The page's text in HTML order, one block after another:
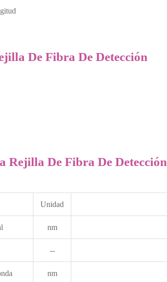
De Fibra De Detección
Rejilla De Fibra De Detección
Unidad
nm
--
nm